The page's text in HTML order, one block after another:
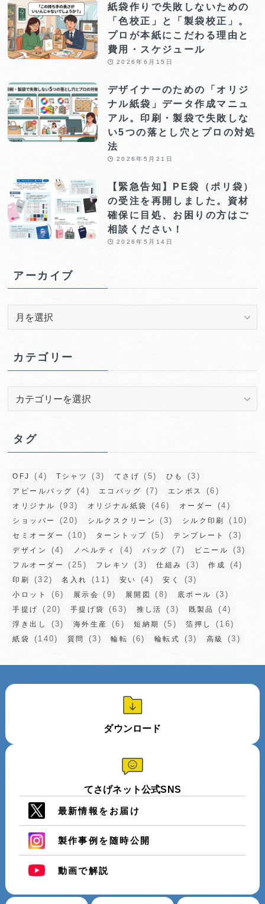
紙袋作りで失敗しないための
「色校正」と「製袋校正」。
プロが本紙にこだわる理由と
費用・スケジュール
2026年6月15日
デザイナーのための「オリジ
ナル紙袋」データ作成マニュ
アル。印刷・製袋で失敗しな
い5つの落とし穴とプロの対処
法
2026年5月21日
【緊急告知】PE袋（ポリ袋）
の受注を再開しました。資材
確保に目処、お困りの方はご
相談ください！
2026年5月14日
アーカイブ
ア
イ
ブ
カテゴリー
リ
ー
タグ
OFJ (4) Tシャツ (3) てさげ (5) ひも (3)
アピールバッグ (4) エコバッグ (7) エンボス (6)
オリジナル (93) オリジナル紙袋 (46) オーダー (4)
ショッパー (20) シルクスクリーン (3) シルク印刷 (10)
セミオーダー (10) ターントップ (5) テンプレート (3)
デザイン (4) ノベルティ (4) バッグ (7) ビニール (3)
フルオーダー (25) フレキソ (3) 仕組み (3) 作成 (4)
印刷 (32) 名入れ (11) 安い (4) 安く (3)
小ロット (6) 展示会 (9) 展開図 (8) 底ボール (3)
手提げ (20) 手提げ袋 (63) 推し活 (3) 既製品 (4)
浮き出し (3) 海外生産 (6) 短納期 (5) 箔押し (16)
紙袋 (140) 質問 (3) 輪転 (6) 輪転式 (3) 高級 (3)
ダウンロード
てさげネット公式SNS
最新情報をお届け
製作事例を随時公開
動画で解説